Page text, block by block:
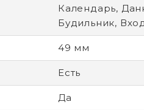
Календарь,
Будильник,
49 мм
Есть
Да